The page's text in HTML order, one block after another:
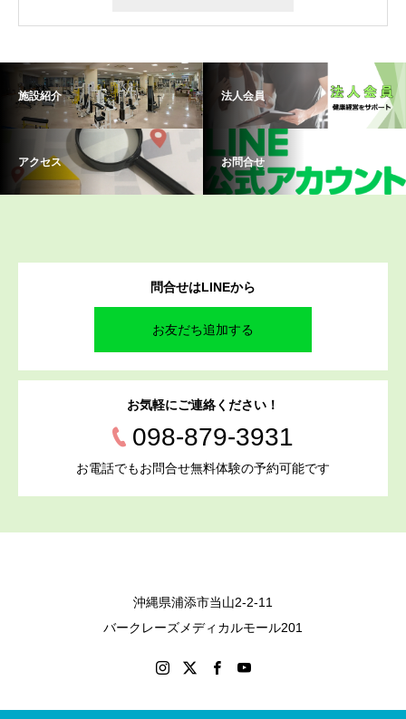
施設紹介 法人会員
アクセス お問合せ
問合せはLINEから
お友だち追加する
お気軽にご連絡ください！
098-879-3931
お電話でもお問合せ無料体験の予約可能です
沖縄県浦添市当山2-2-11
バークレーズメディカルモール201